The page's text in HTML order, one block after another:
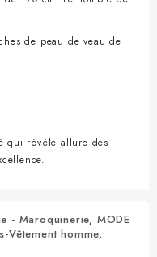
de peau de veau de
qui révèle allure des
- Maroquinerie, MODE
Vêtement homme,